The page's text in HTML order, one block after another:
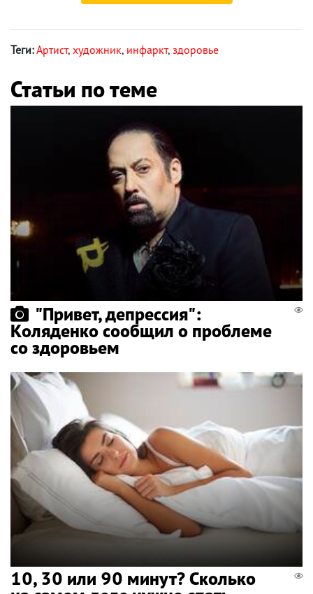
Теги:Артист, художник, инфаркт, здоровье
Статьи по теме
"Привет, депрессия":
Коляденко сообщил о проблеме
со здоровьем
10, 30 или 90 минут? Сколько